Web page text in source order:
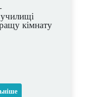
кімнату